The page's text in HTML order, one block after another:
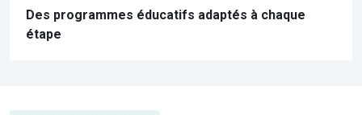
Des programmes éducatifs adaptés à chaque
étape